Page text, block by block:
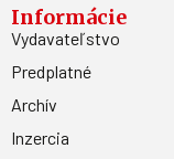
Informácie
Vydavateľstvo
Predplatné
Archív
Inzercia